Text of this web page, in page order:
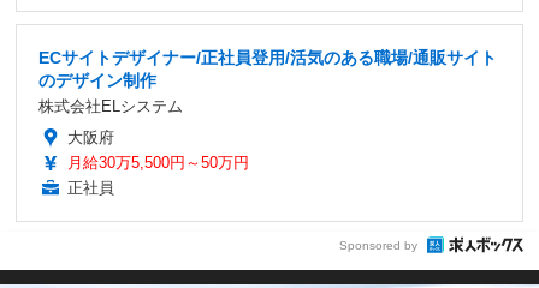
ECサイトデザイナー/正社員登用/活気のある職場/通販サイト
のデザイン制作
株式会社ELシステム
大阪府
月給30万5,500円～50万円
正社員
Sponsored by